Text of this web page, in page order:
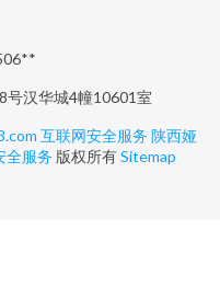
号汉华城4幢10601室
互联网安全服务 陕西娅
全服务 版权所有Sitemap